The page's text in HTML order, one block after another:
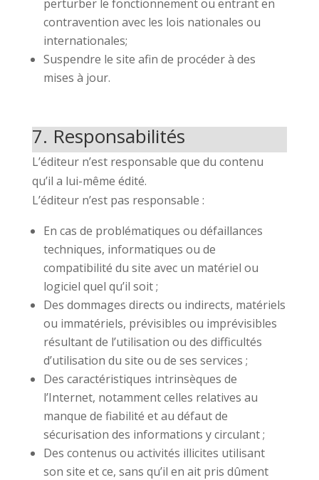
perturber le fonctionnement ou entrant en
contravention avec les lois nationales ou
internationales;
Suspendre le site afin de procéder à des
mises à jour.
7. Responsabilités
L’éditeur n’est responsable que du contenu
qu’il a lui-même édité.
L’éditeur n’est pas responsable :
En cas de problématiques ou défaillances
techniques, informatiques ou de
compatibilité du site avec un matériel ou
logiciel quel qu’il soit ;
Des dommages directs ou indirects, matériels
ou immatériels, prévisibles ou imprévisibles
résultant de l’utilisation ou des difficultés
d’utilisation du site ou de ses services ;
Des caractéristiques intrinsèques de
l’Internet, notamment celles relatives au
manque de fiabilité et au défaut de
sécurisation des informations y circulant ;
Des contenus ou activités illicites utilisant
son site et ce, sans qu’il en ait pris dûment